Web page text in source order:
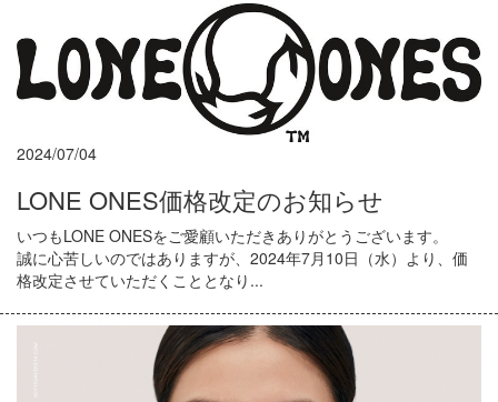
2024/07/04
LONE ONES価格改定のお知らせ
いつもLONE ONESをご愛顧いただきありがとうございます。
誠に心苦しいのではありますが、2024年7月10日（水）より、価
格改定させていただくこととなり...